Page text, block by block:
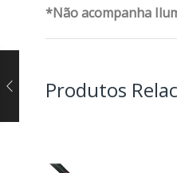
*Não acompanha
Produtos